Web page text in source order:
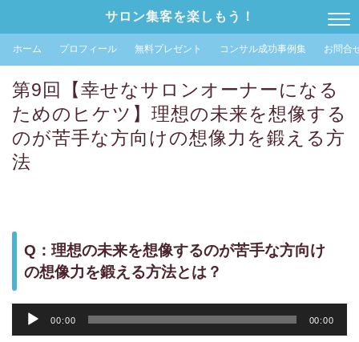
サロン集客を楽しもう！
ホーム プロフィール 無料プレゼント コンサル成功事例集 お問合
第9回【幸せなサロンオーナーになる
ためのヒケツ】理想の未来を想像する
のが苦手な方向けの想像力を鍛える方
法
Q：理想の未来を想像するのが苦手な方向け
の想像力を鍛える方法とは？
00:00 00:00